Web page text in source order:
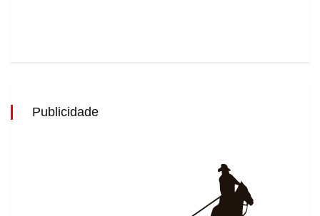
Publicidade